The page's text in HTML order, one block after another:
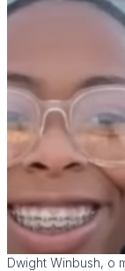
Dwight Winbush, o